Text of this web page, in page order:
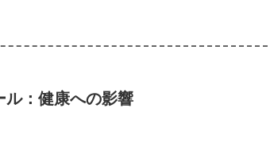
ル：健康への影響